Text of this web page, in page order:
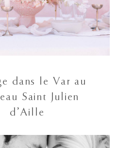
dans le Var au
Saint Julien
d’Aille